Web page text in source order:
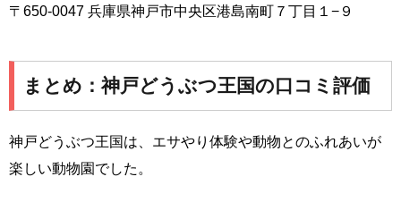
〒650-0047 兵庫県神戸市中央区港島南町７丁目１−９
まとめ：神戸どうぶつ王国の口コミ評価
神戸どうぶつ王国は、エサやり体験や動物とのふれあいが
楽しい動物園でした。